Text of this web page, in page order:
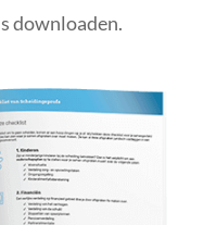
downloaden.